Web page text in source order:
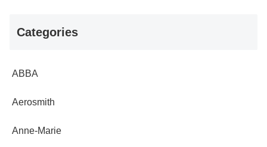
Categories
ABBA
Aerosmith
Anne-Marie